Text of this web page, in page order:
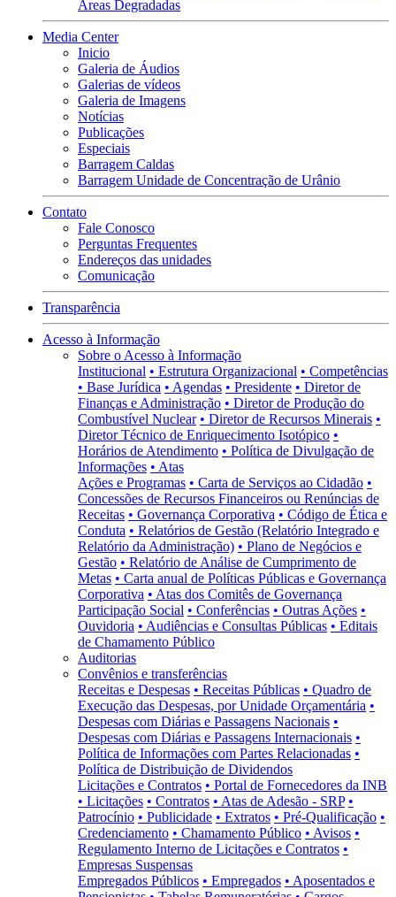
Áreas Degradadas
Media Center
Inicio
Galeria de Áudios
Galerias de vídeos
Galeria de Imagens
Notícias
Publicações
Especiais
Barragem Caldas
Barragem Unidade de Concentração de Urânio
Contato
Fale Conosco
Perguntas Frequentes
Endereços das unidades
Comunicação
Transparência
Acesso à Informação
Sobre o Acesso à Informação
Institucional • Estrutura Organizacional • Competências
• Base Jurídica • Agendas • Presidente • Diretor de
Finanças e Administração • Diretor de Produção do
Combustível Nuclear • Diretor de Recursos Minerais •
Diretor Técnico de Enriquecimento Isotópico •
Horários de Atendimento • Política de Divulgação de
Informações • Atas
Ações e Programas • Carta de Serviços ao Cidadão •
Concessões de Recursos Financeiros ou Renúncias de
Receitas • Governança Corporativa • Código de Ética e
Conduta • Relatórios de Gestão (Relatório Integrado e
Relatório da Administração) • Plano de Negócios e
Gestão • Relatório de Análise de Cumprimento de
Metas • Carta anual de Políticas Públicas e Governança
Corporativa • Atas dos Comitês de Governança
Participação Social • Conferências • Outras Ações •
Ouvidoria • Audiências e Consultas Públicas • Editais
de Chamamento Público
Auditorias
Convênios e transferências
Receitas e Despesas • Receitas Públicas • Quadro de
Execução das Despesas, por Unidade Orçamentária •
Despesas com Diárias e Passagens Nacionais •
Despesas com Diárias e Passagens Internacionais •
Política de Informações com Partes Relacionadas •
Política de Distribuição de Dividendos
Licitações e Contratos • Portal de Fornecedores da INB
• Licitações • Contratos • Atas de Adesão - SRP •
Patrocínio • Publicidade • Extratos • Pré-Qualificação •
Credenciamento • Chamamento Público • Avisos •
Regulamento Interno de Licitações e Contratos •
Empresas Suspensas
Empregados Públicos • Empregados • Aposentados e